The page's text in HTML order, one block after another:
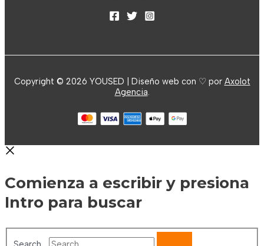
Copyright © 2026 YOUSED | Diseño web con ♡ por Axolot
Agencia.
Comienza a escribir y presiona
Intro para buscar